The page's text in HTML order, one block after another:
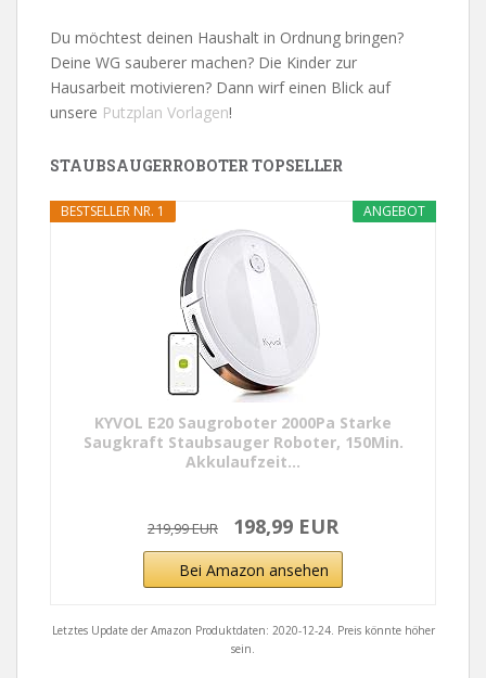
Du möchtest deinen Haushalt in Ordnung bringen?
Deine WG sauberer machen? Die Kinder zur
Hausarbeit motivieren? Dann wirf einen Blick auf
unsere Putzplan Vorlagen!
STAUBSAUGERROBOTER TOPSELLER
ANGEBOT
BESTSELLER NR. 1
KYVOL E20 Saugroboter 2000Pa Starke
Saugkraft Staubsauger Roboter, 150Min.
Akkulaufzeit...
219,99 EUR 198,99 EUR
Bei Amazon ansehen
Letztes Update der Amazon Produktdaten: 2020-12-24. Preis könnte höher
sein.